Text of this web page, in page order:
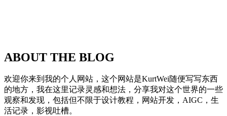
ABOUT THE BLOG
欢迎你来到我的个人网站，这个网站是KurtWei随便写写东西
的地方，我在这里记录灵感和想法，分享我对这个世界的一些
观察和发现，包括但不限于设计教程，网站开发，AIGC，生
活记录，影视吐槽。